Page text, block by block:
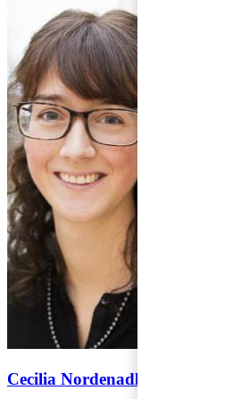
Cecilia Nordenadler & Stefan